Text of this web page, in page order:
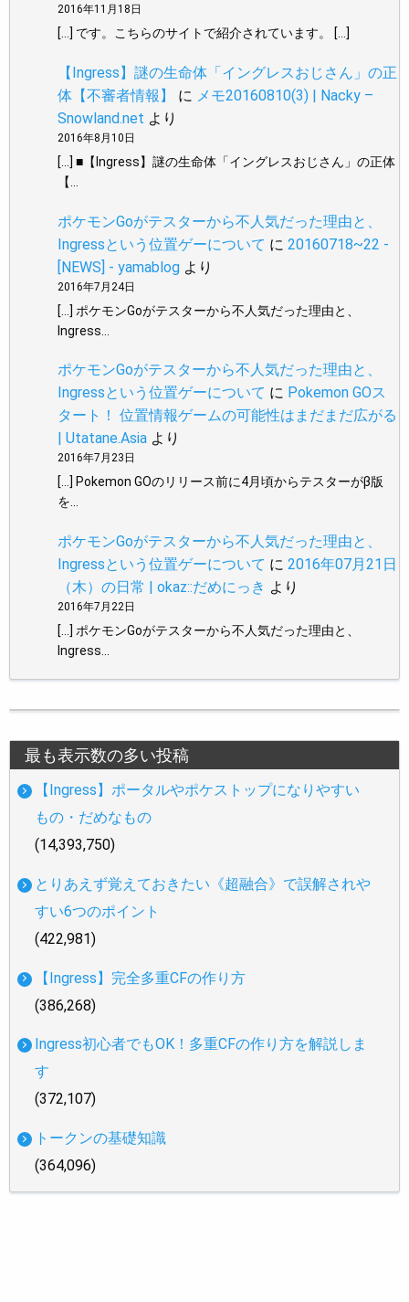
2016年11月18日
[…] です。こちらのサイトで紹介されています。 […]
【Ingress】謎の生命体「イングレスおじさん」の正
体【不審者情報】
に メモ20160810(3) | Nacky –
Snowland.net より
2016年8月10日
[…] ■【Ingress】謎の生命体「イングレスおじさん」の正体
【…
ポケモンGoがテスターから不人気だった理由と、
Ingressという位置ゲーについて に 20160718~22 -
[NEWS] - yamablog より
2016年7月24日
[…] ポケモンGoがテスターから不人気だった理由と、
Ingress…
ポケモンGoがテスターから不人気だった理由と、
Ingressという位置ゲーについて に Pokemon GOス
タート！ 位置情報ゲームの可能性はまだまだ広がる
| Utatane.Asia より
2016年7月23日
[…] Pokemon GOのリリース前に4月頃からテスターがβ版
を…
ポケモンGoがテスターから不人気だった理由と、
Ingressという位置ゲーについて に 2016年07月21日
（木）の日常 | okaz::だめにっき より
2016年7月22日
[…] ポケモンGoがテスターから不人気だった理由と、
Ingress…
最も表示数の多い投稿
【Ingress】ポータルやポケストップになりやすい
もの・だめなもの
(14,393,750)
とりあえず覚えておきたい《超融合》で誤解されや
すい6つのポイント
(422,981)
【Ingress】完全多重CFの作り方
(386,268)
Ingress初心者でもOK！多重CFの作り方を解説しま
す
(372,107)
トークンの基礎知識
(364,096)